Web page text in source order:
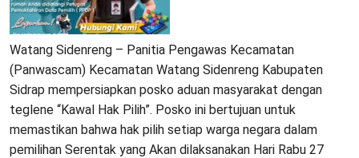
Watang Sidenreng – Panitia Pengawas Kecamatan
(Panwascam) Kecamatan Watang Sidenreng Kabupaten
Sidrap mempersiapkan posko aduan masyarakat dengan
teglene “Kawal Hak Pilih”. Posko ini bertujuan untuk
memastikan bahwa hak pilih setiap warga negara dalam
pemilihan Serentak yang Akan dilaksanakan Hari Rabu 27